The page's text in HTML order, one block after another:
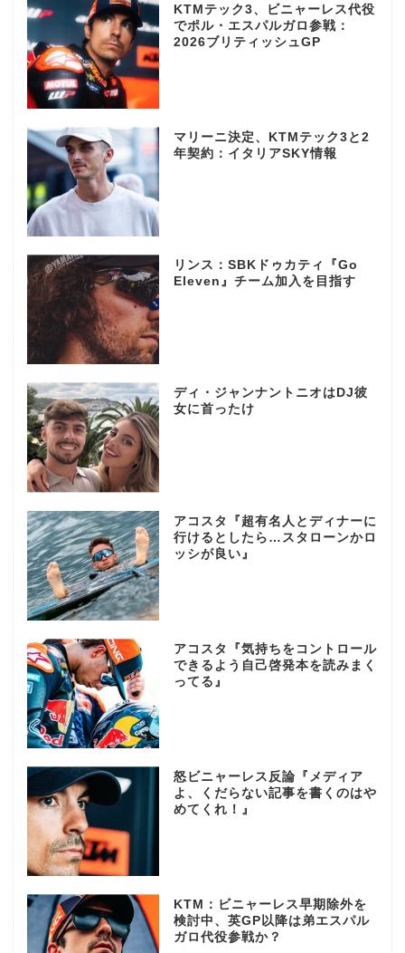
KTMテック3、ビニャーレス代役
でポル・エスパルガロ参戦：
2026ブリティッシュGP
マリーニ決定、KTMテック3と2
年契約：イタリアSKY情報
リンス：SBKドゥカティ『Go
Eleven』チーム加入を目指す
ディ・ジャンナントニオはDJ彼
女に首ったけ
アコスタ『超有名人とディナーに
行けるとしたら…スタローンかロ
ッシが良い』
アコスタ『気持ちをコントロール
できるよう自己啓発本を読みまく
ってる』
怒ビニャーレス反論『メディア
よ、くだらない記事を書くのはや
めてくれ！』
KTM：ビニャーレス早期除外を
検討中、英GP以降は弟エスパル
ガロ代役参戦か？